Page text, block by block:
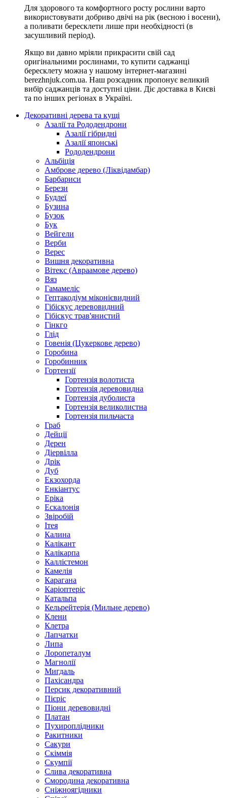
Для здорового та комфортного росту рослини варто
використовувати добриво двічі на рік (весною і восени),
а поливати бересклети лише при необхідності (в
засушливий період).
Якщо ви давно мріяли прикрасити свій сад
оригінальними рослинами, то купити саджанці
бересклету можна у нашому інтернет-магазині
berezhnjuk.com.ua. Наш розсадник пропонує великий
вибір саджанців та доступні ціни. Діє доставка в Києві
та по інших регіонах в Україні.
Декоративні дерева та кущі
Азалії та Рододендрони
Азалії гібридні
Азалії японські
Рододендрони
Альбіція
Амброве дерево (Ліквідамбар)
Барбариси
Берези
Будлеї
Бузина
Бузок
Бук
Вейгели
Верби
Верес
Вишня декоративна
Вітекс (Авраамове дерево)
Вяз
Гамамеліс
Гептакодіум міконієвидний
Гібіскус деревовидний
Гібіскус трав'янистий
Гінкго
Глід
Говенія (Цукеркове дерево)
Горобина
Горобинник
Гортензії
Гортензія волотиста
Гортензія деревовидна
Гортензія дуболиста
Гортензія великолистна
Гортензія пильчаста
Граб
Дейції
Дерен
Діервілла
Дрік
Дуб
Екзохорда
Енкіантус
Еріка
Ескалонія
Звіробій
Ітея
Калина
Калікант
Калікарпа
Каллістемон
Камелія
Карагана
Каріоптеріс
Катальпа
Кельрейтерія (Мильне дерево)
Клени
Клетра
Лапчатки
Липа
Лоропеталум
Магнолії
Мигдаль
Пахісандра
Персик декоративний
Пієріс
Піони деревовидні
Платан
Пухироплідники
Ракитники
Сакури
Скіммія
Скумпії
Слива декоративна
Смородина декоративна
Сніжноягідники